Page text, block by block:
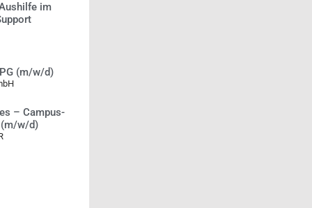
im
(m/w/d)
– Campus-
(m/w/d)